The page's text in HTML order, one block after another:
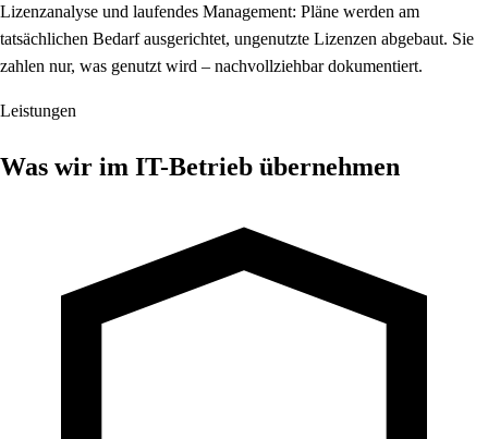
Lizenzanalyse und laufendes Management: Pläne werden am
tatsächlichen Bedarf ausgerichtet, ungenutzte Lizenzen abgebaut. Sie
zahlen nur, was genutzt wird – nachvollziehbar dokumentiert.
Leistungen
Was wir im IT-Betrieb übernehmen